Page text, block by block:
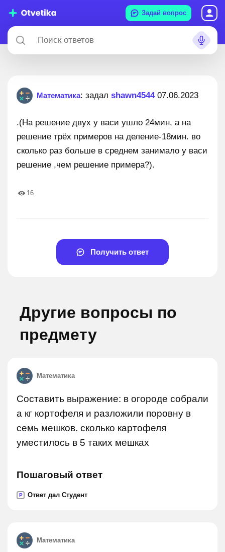
Задай вопрос
Математика: задал shawn454407.06.2023
.(На решение двух у васи ушло 24мин, а на
решение трёх примеров на деление-18мин. во
сколько раз больше в среднем занимало у васи
решение ,чем решение примера?).
16
Получить ответ
Другие вопросы по
предмету
Математика
Составить выражение: в огороде собрали
а кг кортофеля и разложили поровну в
семь мешков. сколько картофеля
уместилось в 5 таких мешках
Пошаговый ответ
P Ответ дал Студент
Математика